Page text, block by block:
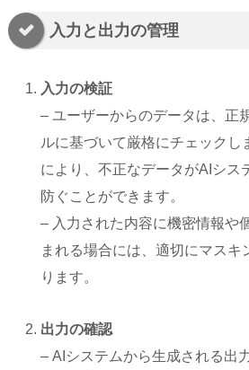
入力と出力の管理
入力の検証
– ユーザーからのデータは、正
ルに基づいて厳格にチェックし
により、不正なデータがAIシス
防ぐことができます。
– 入力された内容に機密情報や
まれる場合には、適切にマスキ
ります。
出力の確認
– AIシステムから生成される出